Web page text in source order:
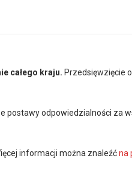
całego kraju. Przedsięwzięcie
postawy odpowiedzialności za
informacji można znaleźćna